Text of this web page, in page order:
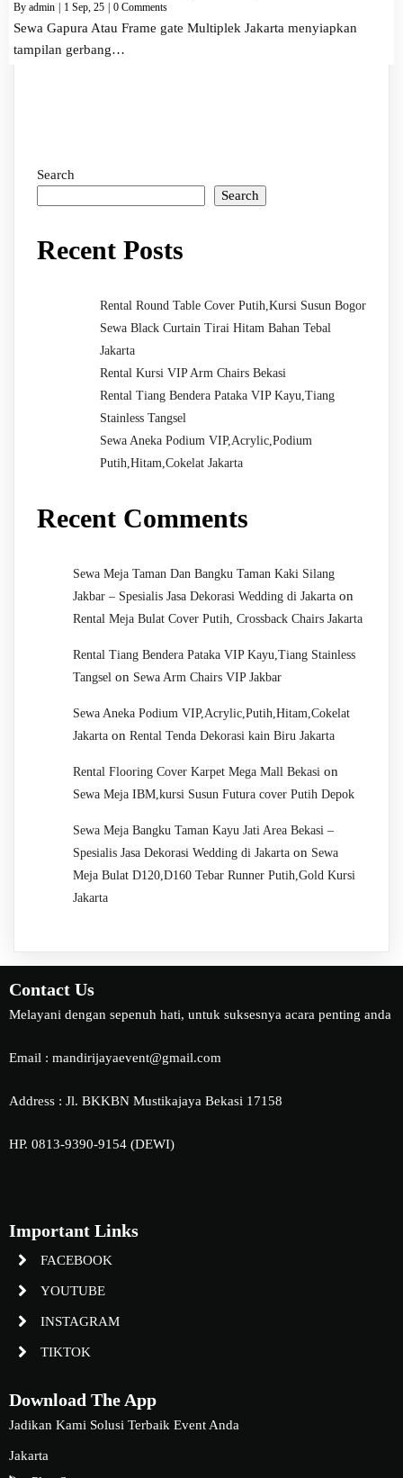
By admin 1 Sep, 25 0 Comments
Sewa Gapura Atau Frame gate Multiplek Jakarta menyiapkan
tampilan gerbang…
Search
Search
Recent Posts
Rental Round Table Cover Putih,Kursi Susun Bogor
Sewa Black Curtain Tirai Hitam Bahan Tebal
Jakarta
Rental Kursi VIP Arm Chairs Bekasi
Rental Tiang Bendera Pataka VIP Kayu,Tiang
Stainless Tangsel
Sewa Aneka Podium VIP,Acrylic,Podium
Putih,Hitam,Cokelat Jakarta
Recent Comments
Sewa Meja Taman Dan Bangku Taman Kaki Silang
Jakbar – Spesialis Jasa Dekorasi Wedding di Jakarta on
Rental Meja Bulat Cover Putih, Crossback Chairs Jakarta
Rental Tiang Bendera Pataka VIP Kayu,Tiang Stainless
Tangsel on Sewa Arm Chairs VIP Jakbar
Sewa Aneka Podium VIP,Acrylic,Putih,Hitam,Cokelat
Jakarta on Rental Tenda Dekorasi kain Biru Jakarta
Rental Flooring Cover Karpet Mega Mall Bekasi on
Sewa Meja IBM,kursi Susun Futura cover Putih Depok
Sewa Meja Bangku Taman Kayu Jati Area Bekasi –
Spesialis Jasa Dekorasi Wedding di Jakarta on Sewa
Meja Bulat D120,D160 Tebar Runner Putih,Gold Kursi
Jakarta
Contact Us
Melayani dengan sepenuh hati, untuk suksesnya acara penting anda
Email : mandirijayaevent@gmail.com
Address : Jl. BKKBN Mustikajaya Bekasi 17158
HP. 0813-9390-9154 (DEWI)
Important Links
FACEBOOK
YOUTUBE
INSTAGRAM
TIKTOK
Download The App
Jadikan Kami Solusi Terbaik Event Anda
Jakarta